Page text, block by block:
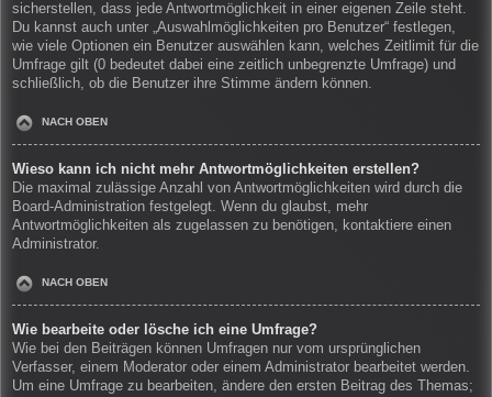
sicherstellen, dass jede Antwortmöglichkeit in einer eigenen Zeile steht.
Du kannst auch unter „Auswahlmöglichkeiten pro Benutzer“ festlegen,
wie viele Optionen ein Benutzer auswählen kann, welches Zeitlimit für die
Umfrage gilt (0 bedeutet dabei eine zeitlich unbegrenzte Umfrage) und
schließlich, ob die Benutzer ihre Stimme ändern können.
NACH OBEN
Wieso kann ich nicht mehr Antwortmöglichkeiten erstellen?
Die maximal zulässige Anzahl von Antwortmöglichkeiten wird durch die
Board-Administration festgelegt. Wenn du glaubst, mehr
Antwortmöglichkeiten als zugelassen zu benötigen, kontaktiere einen
Administrator.
NACH OBEN
Wie bearbeite oder lösche ich eine Umfrage?
Wie bei den Beiträgen können Umfragen nur vom ursprünglichen
Verfasser, einem Moderator oder einem Administrator bearbeitet werden.
Um eine Umfrage zu bearbeiten, ändere den ersten Beitrag des Themas;